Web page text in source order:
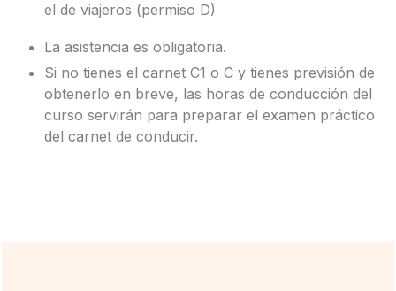
el de viajeros (permiso D)
La asistencia es obligatoria.
Si no tienes el carnet C1 o C y tienes previsión de
obtenerlo en breve, las horas de conducción del
curso servirán para preparar el examen práctico
del carnet de conducir.